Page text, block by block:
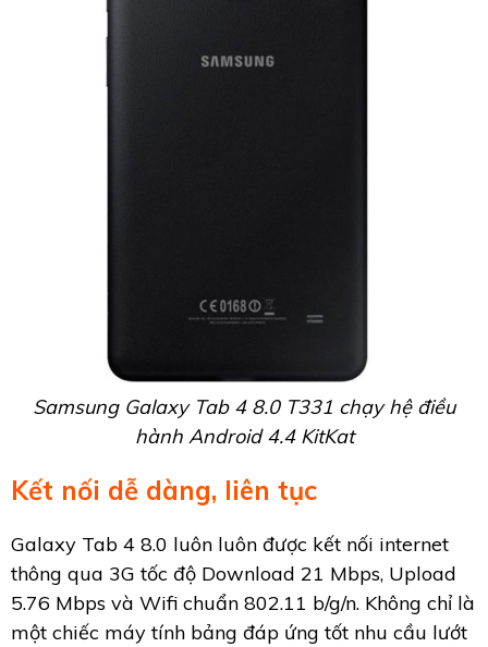
Samsung Galaxy Tab 4 8.0 T331 chạy hệ điều
hành Android 4.4 KitKat
Kết nối dễ dàng, liên tục
Galaxy Tab 4 8.0 luôn luôn được kết nối internet
thông qua 3G tốc độ Download 21 Mbps, Upload
5.76 Mbps và Wifi chuẩn 802.11 b/g/n. Không chỉ là
một chiếc máy tính bảng đáp ứng tốt nhu cầu lướt